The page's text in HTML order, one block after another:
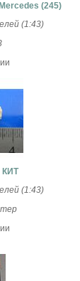
(245)
(1:43)
КИТ
(1:43)